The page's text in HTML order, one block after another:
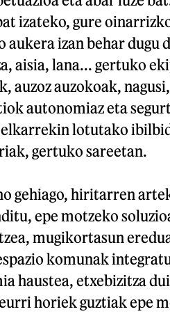
izateko, gure
aukera izan behar dugu
aisia, lana... gertuko
auzoz auzokoak,
autonomiaz eta
lotutako
gertuko sareetan.
gehiago, hiritarren
epe motzeko
mugikortasun
komunak
haustea, etxebizitza
horiek guztiak epe